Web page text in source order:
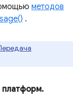
методов
.